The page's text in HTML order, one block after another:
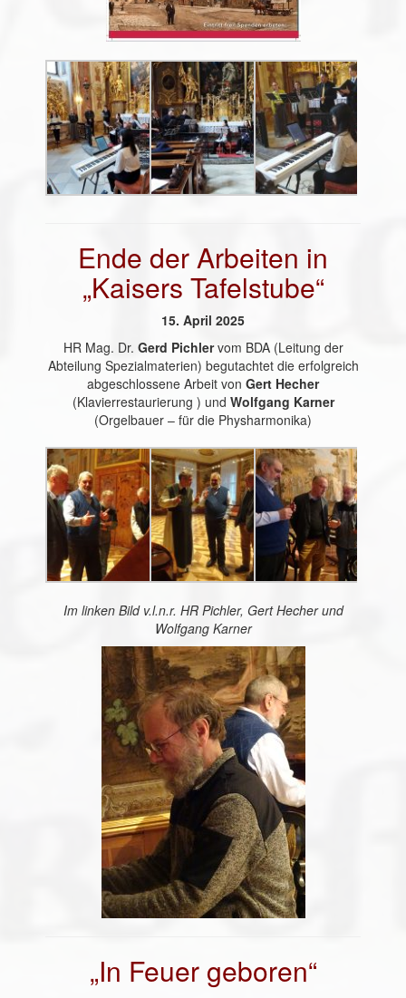
Ende der Arbeiten in
„Kaisers Tafelstube“
15. April 2025
HR Mag. Dr. Gerd Pichlervom BDA (Leitung der
Abteilung Spezialmaterien) begutachtet die erfolgreich
abgeschlossene Arbeit von Gert Hecher
(Klavierrestaurierung ) und Wolfgang Karner
(Orgelbauer – für die Physharmonika)
Im linken Bild v.l.n.r. HR Pichler, Gert Hecher und
Wolfgang Karner
„In Feuer geboren“